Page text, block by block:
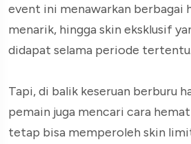
event ini menawarkan berbagai
menarik, hingga skin eksklusif
didapat selama periode tertentu.
Tapi, di balik keseruan berburu
pemain juga mencari cara
tetap bisa memperoleh skin